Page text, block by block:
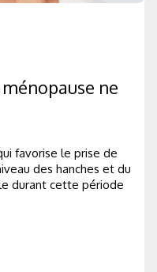
ne
favorise le prise de
des hanches et du
durant cette période